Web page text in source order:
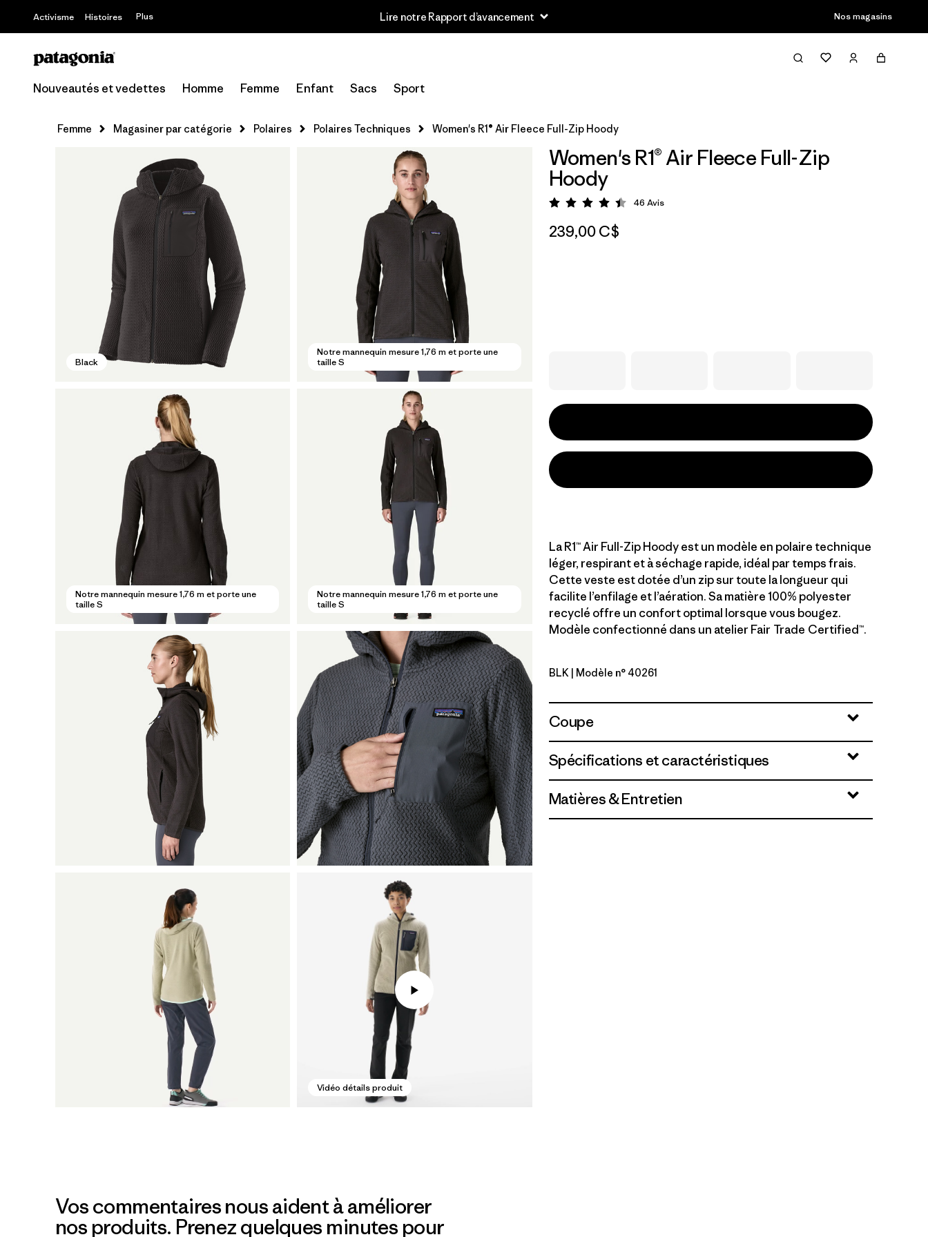
Activisme Histoires Plus Lire notre Rapport d’avancement Nos magasins
Nouveautés et vedettes Homme Femme Enfant Sacs Sport
Femme Magasiner par catégorie Polaires Polaires Techniques Women's R1® Air Fleece Full-Zip Hoody
Black
Notre mannequin mesure 1,76 m et porte une
taille S
Notre mannequin mesure 1,76 m et porte une
taille S
Notre mannequin mesure 1,76 m et porte une
taille S
Vidéo détails produit
Women's R1® Air Fleece Full-Zip
Hoody
Évaluation: 4.5 / 5
46 Avis
239,00 C$
La R1™ Air Full-Zip Hoody est un modèle en polaire technique
léger, respirant et à séchage rapide, idéal par temps frais.
Cette veste est dotée d’un zip sur toute la longueur qui
facilite l’enfilage et l’aération. Sa matière 100% polyester
recyclé offre un confort optimal lorsque vous bougez.
Modèle confectionné dans un atelier Fair Trade Certified™.
Black
BLK | Modèle n° 40261
Coupe
Spécifications et caractéristiques
Matières & Entretien
Vos commentaires nous aident à améliorer
nos produits. Prenez quelques minutes pour